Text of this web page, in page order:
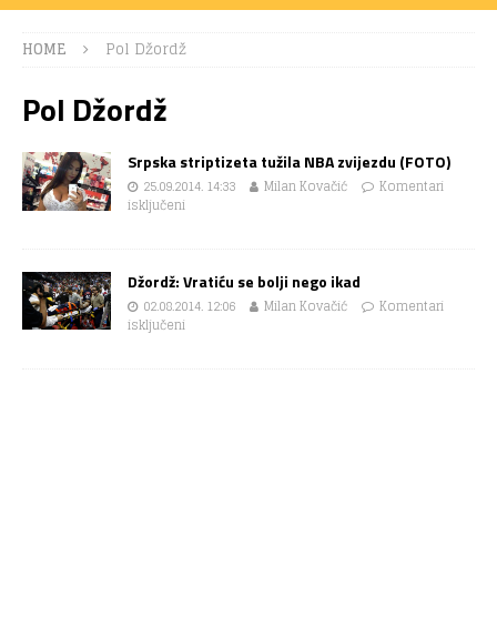
HOME Pol Džordž
Pol Džordž
Srpska striptizeta tužila NBA zvijezdu (FOTO)
25.09.2014. 14:33 Milan Kovačić
Komentari
isključeni
Džordž: Vratiću se bolji nego ikad
02.08.2014. 12:06 Milan Kovačić
Komentari
isključeni